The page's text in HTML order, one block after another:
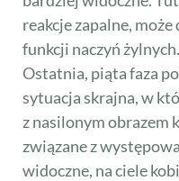
reakcje zapalne,
funkcji naczyń żylnych.
Ostatnia, piąta faza
sytuacja skrajna, w
z nasilonym obrazem
związane z
widoczne, na ciele